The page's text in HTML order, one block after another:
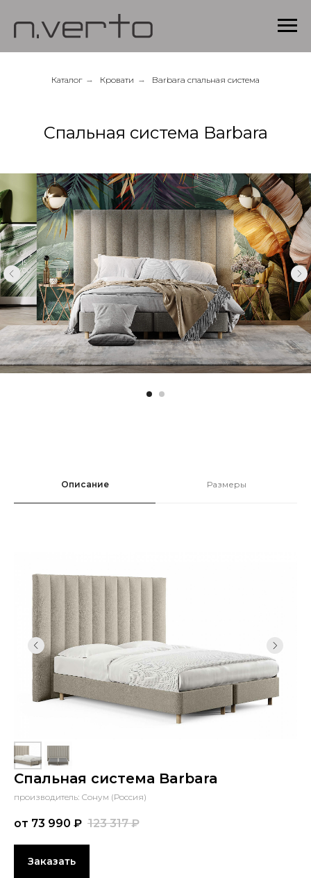
Каталог → Кровати → Barbara спальная система
Спальная система Barbara
Описание Размеры
Спальная система Barbara
производитель: Сонум (Россия)
от 73 990 ₽ 123 317 ₽
Заказать